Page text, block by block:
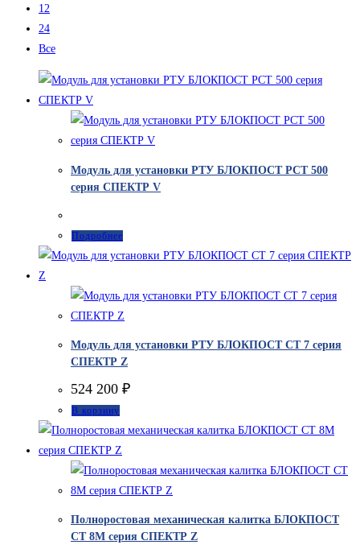
12
24
Все
Модуль для установки РТУ БЛОКПОСТ РСТ 500
серия СПЕКТР V
Подробнее
Модуль для установки РТУ БЛОКПОСТ СТ 7 серия
СПЕКТР Z
524 200 ₽
В корзину
Полноростовая механическая калитка БЛОКПОСТ
СТ 8М серия СПЕКТР Z